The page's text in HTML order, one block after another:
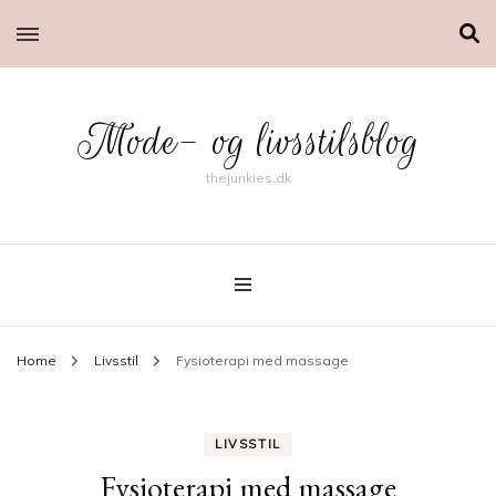
Mode- og livsstilsblog
thejunkies.dk
Home Livsstil Fysioterapi med massage
LIVSSTIL
Fysioterapi med massage